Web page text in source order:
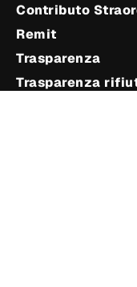
Contributo
Remit
Trasparenza
Trasparenza